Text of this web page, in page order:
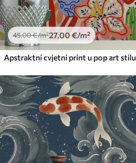
Premium vinil
66.6740.00€/m²
45.00€/m²27.00 €/m²
Apstraktni cvjetni print u pop art stilu